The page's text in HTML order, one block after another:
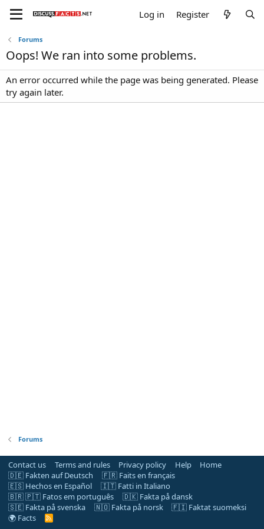
Log in Register
Forums
Oops! We ran into some problems.
An error occurred while the page was being generated. Please
try again later.
Forums
Contact us Terms and rules Privacy policy Help
Home
🇩🇪 Fakten auf Deutsch
🇫🇷 Faits en français
🇪🇸 Hechos en Español
🇮🇹 Fatti in Italiano
🇧🇷 🇵🇹 Fatos em português
🇩🇰 Fakta på dansk
🇸🇪 Fakta på svenska
🇳🇴 Fakta på norsk
🇫🇮 Faktat suomeksi
🌍 Facts
R